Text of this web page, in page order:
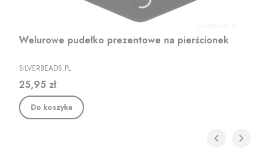
Welurowe pudełko prezentowe na pierścionek
PRODUCENT
SILVERBEADS.PL
Cena
25,95 zł
Do koszyka